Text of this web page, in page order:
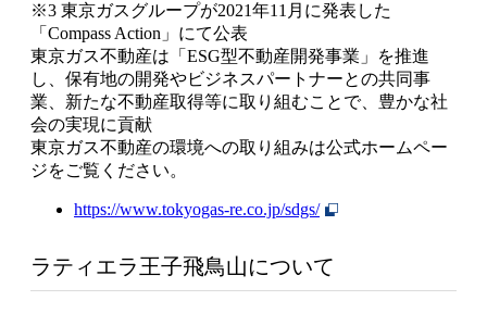
※3 東京ガスグループが2021年11月に発表した
「Compass Action」にて公表
東京ガス不動産は「ESG型不動産開発事業」を推進
し、保有地の開発やビジネスパートナーとの共同事
業、新たな不動産取得等に取り組むことで、豊かな社
会の実現に貢献
東京ガス不動産の環境への取り組みは公式ホームペー
ジをご覧ください。
https://www.tokyogas-re.co.jp/sdgs/
ラティエラ王子飛鳥山について